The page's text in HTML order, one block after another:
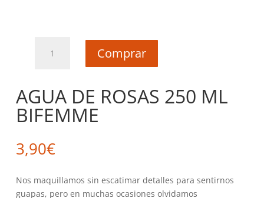
ML
BIFEMME
cantidad
Comprar
AGUA DE ROSAS 250 ML
BIFEMME
3,90€
Nos maquillamos sin escatimar detalles para sentirnos
guapas, pero en muchas ocasiones olvidamos